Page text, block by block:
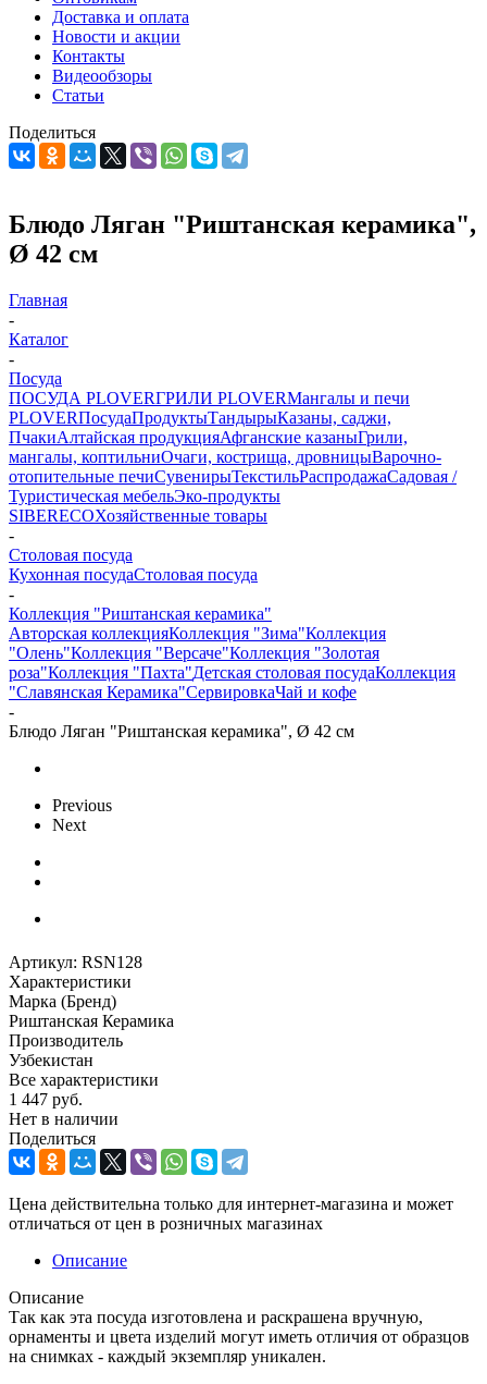
Доставка и оплата
Новости и акции
Контакты
Видеообзоры
Статьи
Поделиться
Блюдо Ляган "Риштанская керамика",
Ø 42 см
Главная
-
Каталог
-
Посуда
ПОСУДА PLOVERГРИЛИ PLOVERМангалы и печи
PLOVERПосудаПродуктыТандырыКазаны, саджи,
ПчакиАлтайская продукцияАфганские казаныГрили,
мангалы, коптильниОчаги, кострища, дровницыВарочно-
отопительные печиСувенирыТекстильРаспродажаСадовая /
Туристическая мебельЭко-продукты
SIBERECOХозяйственные товары
-
Столовая посуда
Кухонная посудаСтоловая посуда
-
Коллекция "Риштанская керамика"
Авторская коллекцияКоллекция "Зима"Коллекция
"Олень"Коллекция "Версаче"Коллекция "Золотая
роза"Коллекция "Пахта"Детская столовая посудаКоллекция
"Славянская Керамика"СервировкаЧай и кофе
-
Блюдо Ляган "Риштанская керамика", Ø 42 см
Previous
Next
Артикул: RSN128
Характеристики
Марка (Бренд)
Риштанская Керамика
Производитель
Узбекистан
Все характеристики
1 447 руб.
Нет в наличии
Поделиться
Цена действительна только для интернет-магазина и может
отличаться от цен в розничных магазинах
Описание
Описание
Так как эта посуда изготовлена и раскрашена вручную,
орнаменты и цвета изделий могут иметь отличия от образцов
на снимках - каждый экземпляр уникален.